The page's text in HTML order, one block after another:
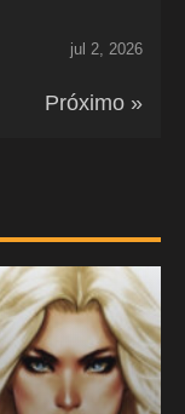
jul 2, 2026
Próximo »